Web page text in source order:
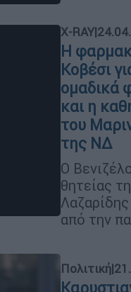
X-RAY|
Η
Κοβέσι
ομαδικά
και η
του
της ΝΔ
Ο
θητείας
από την
Πολιτική|